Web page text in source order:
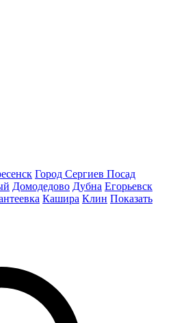
Город Сергиев Посад
Домодедово Дубна Егорьевск
Кашира Клин Показать